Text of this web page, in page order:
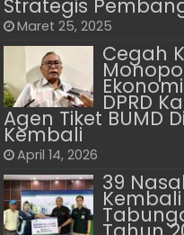
Strategis
Maret 25, 2025
Cegah
DPRD
Agen Tiket BUMD
Kembali
April 14, 2026
39